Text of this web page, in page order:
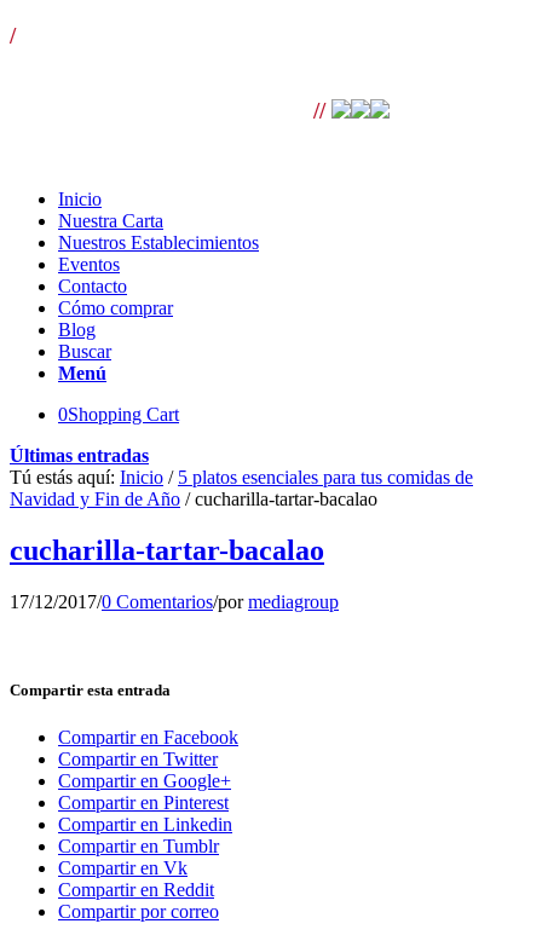
/
//
Inicio
Nuestra Carta
Nuestros Establecimientos
Eventos
Contacto
Cómo comprar
Blog
Buscar
Menú
0Shopping Cart
Últimas entradas
Tú estás aquí: Inicio / 5 platos esenciales para tus comidas de
Navidad y Fin de Año / cucharilla-tartar-bacalao
cucharilla-tartar-bacalao
17/12/2017/0 Comentarios/pormediagroup
Compartir esta entrada
Compartir en Facebook
Compartir en Twitter
Compartir en Google+
Compartir en Pinterest
Compartir en Linkedin
Compartir en Tumblr
Compartir en Vk
Compartir en Reddit
Compartir por correo